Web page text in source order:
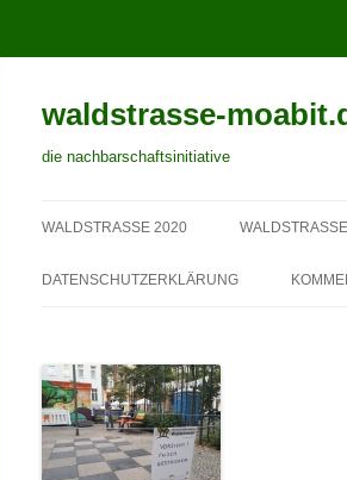
waldstrasse-
die nachbarschaftsinitiative
WALDSTRASSE 2020
DATENSCHUTZERKLÄRUNG